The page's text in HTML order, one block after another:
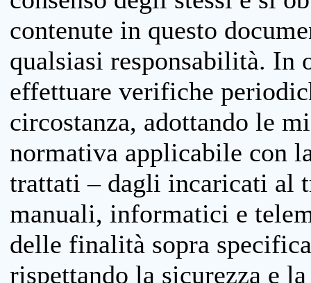
contenute in questo
qualsiasi responsabilità. In
effettuare verifiche
circostanza, adottando le
normativa applicabile con
trattati – dagli incaricati al
manuali, informatici e
delle finalità sopra
rispettando la sicurezza e